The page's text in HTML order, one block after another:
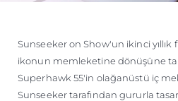
Sunseeker on Show'un ikinci yıllık
ikonun memleketine dönüşüne
Superhawk 55'in olağanüstü iç
Sunseeker tarafından gururla